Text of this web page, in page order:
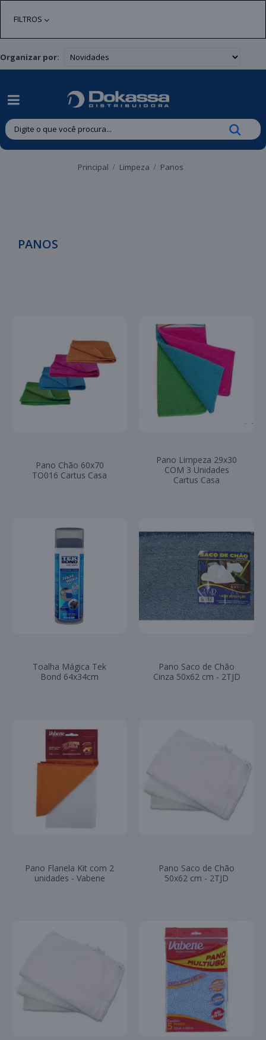
FILTROS
Organizar por:
Principal Limpeza Panos
PANOS
Pano Chão 60x70
TO016 Cartus Casa
Pano Limpeza 29x30
COM 3 Unidades
Cartus Casa
Toalha Mágica Tek
Bond 64x34cm
Pano Saco de Chão
Cinza 50x62 cm - 2TJD
Pano Flanela Kit com 2
unidades - Vabene
Pano Saco de Chão
50x62 cm - 2TJD